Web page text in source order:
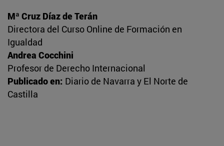
Mª Cruz Díaz de Terán
Directora del Curso Online de Formación en
Igualdad
Andrea Cocchini
Profesor de Derecho Internacional
Publicado en: Diario de Navarra y El Norte de
Castilla